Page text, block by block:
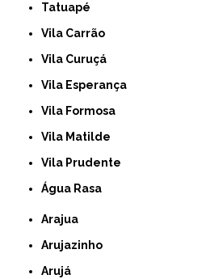
Tatuapé
Vila Carrão
Vila Curuçá
Vila Esperança
Vila Formosa
Vila Matilde
Vila Prudente
Água Rasa
Arajua
Arujazinho
Arujá